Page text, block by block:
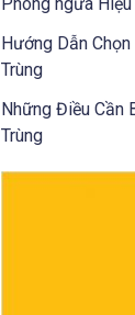
Phòng ngừa
Hướng Dẫn
Trùng
Những Điều Cần
Trùng